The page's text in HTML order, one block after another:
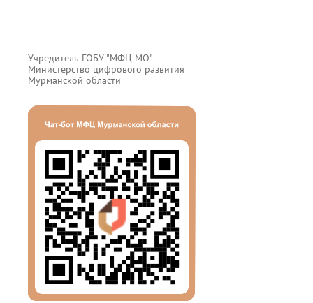
Учредитель ГОБУ "МФЦ МО"
Министерство цифрового развития
Мурманской области